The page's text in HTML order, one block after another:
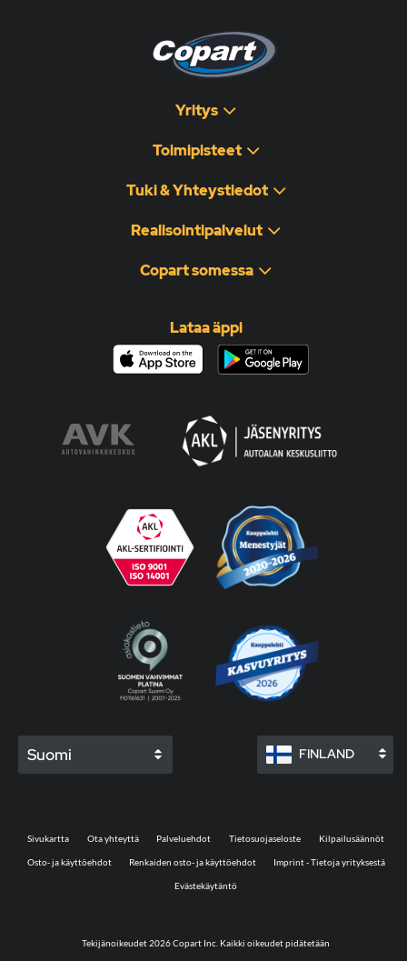
Yritys
Toimipisteet
Tuki & Yhteystiedot
Realisointipalvelut
Copart somessa
Lataa äppi
Suomi FINLAND
Tekijänoikeudet 2026 Copart Inc. Kaikki oikeudet pidätetään
Sivukartta Ota yhteyttä Palveluehdot Tietosuojaseloste Kilpailusäännöt
Osto- ja käyttöehdot Renkaiden osto- ja käyttöehdot Imprint - Tietoja yrityksestä
Evästekäytäntö